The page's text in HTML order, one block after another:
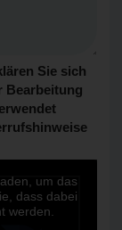
Sie sich
Bearbeitung
um das
dass dabei
werden.